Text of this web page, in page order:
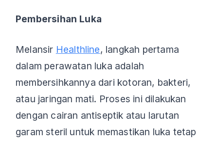
Pembersihan Luka
Melansir Healthline, langkah pertama
dalam perawatan luka adalah
membersihkannya dari kotoran, bakteri,
atau jaringan mati. Proses ini dilakukan
dengan cairan antiseptik atau larutan
garam steril untuk memastikan luka tetap